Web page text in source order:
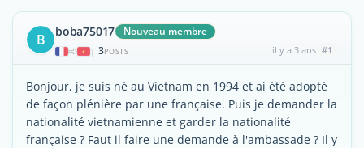
B boba75017 Nouveau membre
| 3POSTS il y a 3 ans #1
Bonjour, je suis né au Vietnam en 1994 et ai été adopté
de façon plénière par une française. Puis je demander la
nationalité vietnamienne et garder la nationalité
française ? Faut il faire une demande à l'ambassade ? Il y